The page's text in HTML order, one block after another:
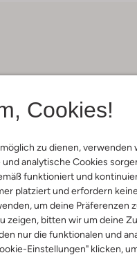
Cookies!
zu dienen, verwenden
und analytische Cookies
funktioniert und
platziert und erfordern
um deine Präferenzen
zeigen, bitten wir um deine
nur die funktionalen und
Einstellungen" klicken,